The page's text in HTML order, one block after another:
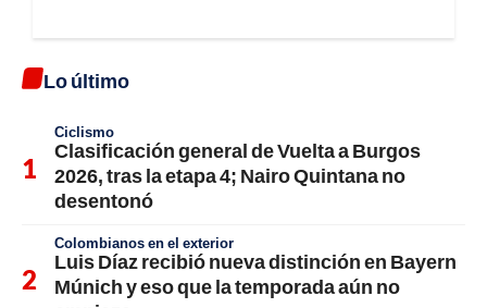
Lo último
Ciclismo
Clasificación general de Vuelta a Burgos
2026, tras la etapa 4; Nairo Quintana no
desentonó
Colombianos en el exterior
Luis Díaz recibió nueva distinción en Bayern
Múnich y eso que la temporada aún no